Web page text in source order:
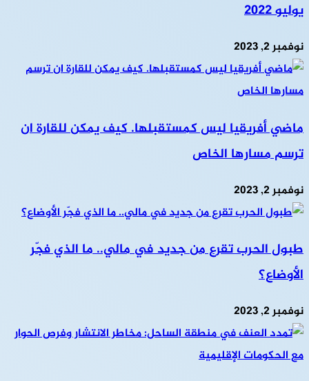
يوليو 2022
نوفمبر 2, 2023
ماضي أفريقيا ليس كمستقبلها. كيف يمكن للقارة ان
ترسم مسارها الخاص
نوفمبر 2, 2023
طبول الحرب تقرع من جديد في مالي.. ما الذي فجّر
الأوضاع؟
نوفمبر 2, 2023